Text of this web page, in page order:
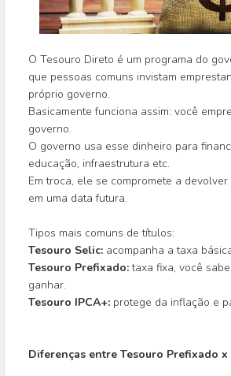
O Tesouro Direto é um programa do
que pessoas comuns invistam
próprio governo.
Basicamente funciona assim: você
governo.
O governo usa esse dinheiro para
educação, infraestrutura etc.
Em troca, ele se compromete a
em uma data futura.
Tipos mais comuns de títulos:
Tesouro Selic: acompanha a taxa
Tesouro Prefixado:taxa fixa, você
ganhar.
Tesouro IPCA+: protege da inflação e
Diferenças entre Tesouro Prefixado x